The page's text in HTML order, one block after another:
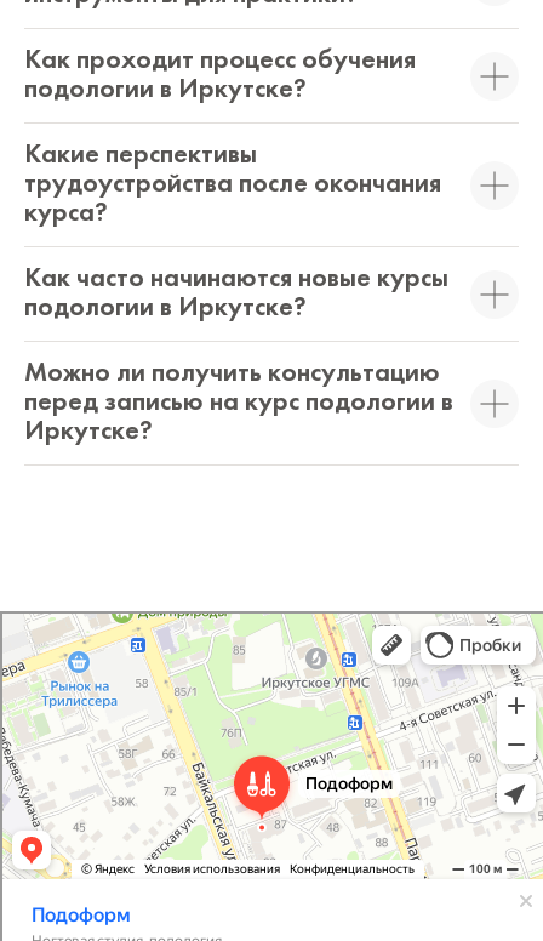
Как проходит процесс обучения
подологии в Иркутске?
Какие перспективы
трудоустройства после окончания
курса?
Как часто начинаются новые курсы
подологии в Иркутске?
Можно ли получить консультацию
перед записью на курс подологии в
Иркутске?
PodoForm
Подология в Иркутске